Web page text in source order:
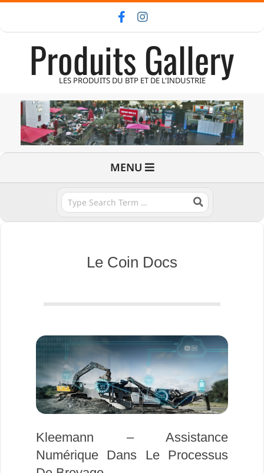
Produits Gallery
LES PRODUITS DU BTP ET DE L'INDUSTRIE
Primary
MENU
Le Coin Docs
Kleemann – Assistance
Numérique Dans Le Processus